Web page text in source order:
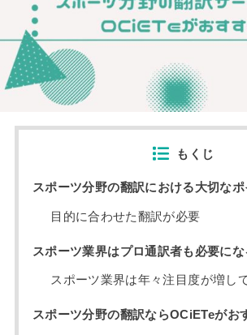
もくじ
スポーツ分野の翻訳における大切なポ
目的に合わせた翻訳が必要
スポーツ業界はプロ通訳者も必要にな
スポーツ業界は年々注目度が増し
スポーツ分野の翻訳ならOCiETeがお